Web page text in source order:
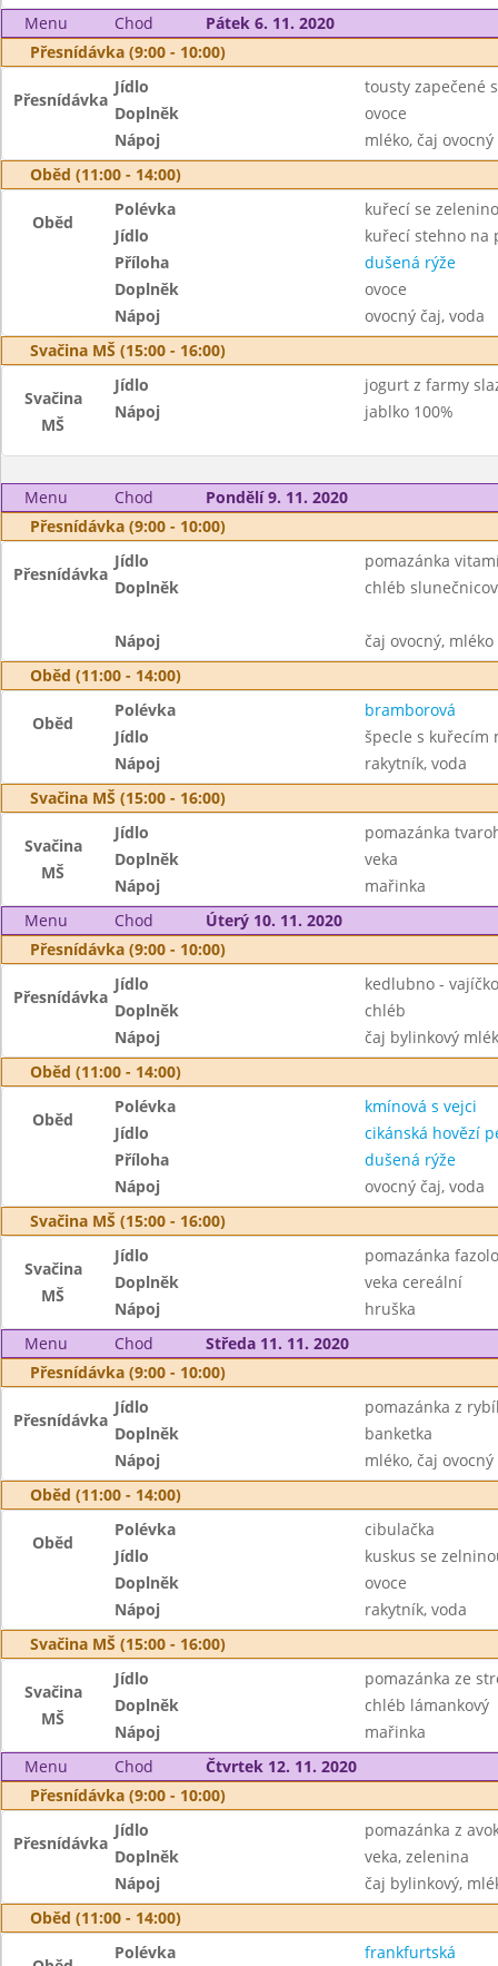
Menu
Chod
Pátek 6. 11. 2020
Přesnídávka (9:00 - 10:00)
Přesnídávka
Jídlo
tousty zapečené
Doplněk
ovoce
Nápoj
mléko, čaj ovocný
Oběd (11:00 - 14:00)
Oběd
Polévka
kuřecí se
Jídlo
kuřecí stehno na
Příloha
dušená rýže
Doplněk
ovoce
Nápoj
ovocný čaj, voda
Svačina MŠ (15:00 - 16:00)
Svačina
MŠ
Jídlo
jogurt z farmy
Nápoj
jablko 100%
Menu Chod
Pondělí 9. 11. 2020
Přesnídávka (9:00 - 10:00)
Přesnídávka
Jídlo
pomazánka
Doplněk
chléb
Nápoj
čaj ovocný, mléko
Oběd (11:00 - 14:00)
Oběd
Polévka
bramborová
Jídlo
špecle s kuřecím
Nápoj
rakytník, voda
Svačina MŠ (15:00 - 16:00)
Svačina
MŠ
Jídlo
pomazánka
Doplněk
veka
Nápoj
mařinka
Menu
Chod
Úterý 10. 11. 2020
Přesnídávka (9:00 - 10:00)
Přesnídávka
Jídlo
kedlubno -
Doplněk
chléb
Nápoj
čaj bylinkový
Oběd (11:00 - 14:00)
Oběd
Polévka
kmínová s vejci
Jídlo
cikánská hovězí
Příloha
dušená rýže
Nápoj
ovocný čaj, voda
Svačina MŠ (15:00 - 16:00)
Svačina
MŠ
Jídlo
pomazánka
Doplněk
veka cereální
Nápoj
hruška
Menu
Chod
Středa 11. 11. 2020
Přesnídávka (9:00 - 10:00)
Přesnídávka
Jídlo
pomazánka z
Doplněk
banketka
Nápoj
mléko, čaj ovocný
Oběd (11:00 - 14:00)
Oběd
Polévka
cibulačka
Jídlo
kuskus se
Doplněk
ovoce
Nápoj
rakytník, voda
Svačina MŠ (15:00 - 16:00)
Svačina
MŠ
Jídlo
pomazánka ze
Doplněk
chléb lámankový
Nápoj
mařinka
Menu
Chod
Čtvrtek 12. 11. 2020
Přesnídávka (9:00 - 10:00)
Přesnídávka
Jídlo
pomazánka z
Doplněk
veka, zelenina
Nápoj
čaj bylinkový,
Oběd (11:00 - 14:00)
Polévka frankfurtská